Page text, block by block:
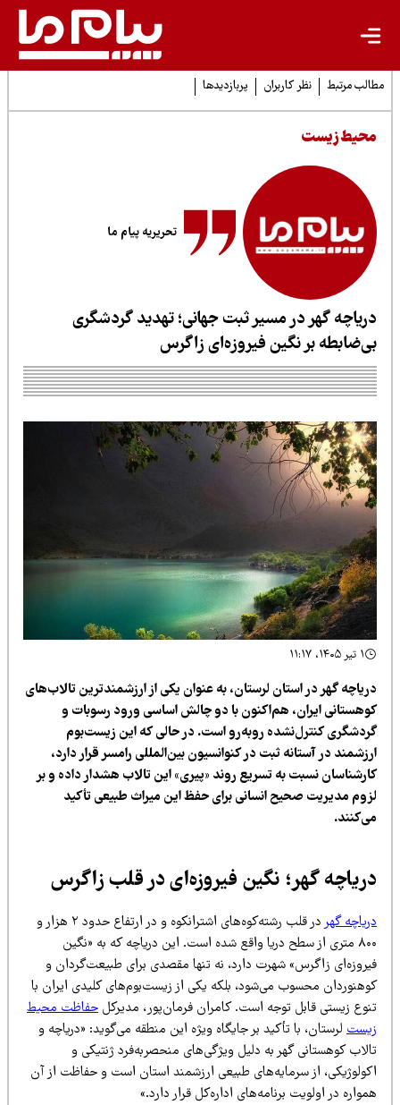
مرتبط نظر کاربران پربازدیدها
زیست
تحریریه پیام ما
گهر در مسیر ثبت جهانی؛ تهدید گردشگری
بر نگین فیروزه‌ای زاگرس
گهر در استان لرستان، به عنوان یکی از ارزشمندترین تالاب‌های
ایران، هم‌اکنون با دو چالش اساسی ورود رسوبات و
کنترل‌نشده روبه‌رو است. در حالی که این زیست‌بوم
در آستانه ثبت در کنوانسیون بین‌المللی رامسر قرار دارد،
نسبت به تسریع روند «پیری» این تالاب هشدار داده و بر
مدیریت صحیح انسانی برای حفظ این میراث طبیعی تأکید
گهر؛ نگین فیروزه‌ای در قلب زاگرس
گهر
در قلب رشته‌کوه‌های اشترانکوه و در ارتفاع حدود ۲ هزار و
۸۰۰ متری از سطح دریا واقع شده است. این دریاچه که به «نگین
زاگرس» شهرت دارد، نه تنها مقصدی برای طبیعت‌گردان و
محسوب می‌شود، بلکه یکی از زیست‌بوم‌های کلیدی ایران با
زیستی قابل توجه است. کامران فرمان‌پور، مدیرکلحفاظت محیط
لرستان، با تأکید بر جایگاه ویژه این منطقه می‌گوید: «دریاچه و
کوهستانی گهر به دلیل ویژگی‌های منحصربه‌فرد ژنتیکی و
از سرمایه‌های طبیعی ارزشمند استان است و حفاظت از آن
در اولویت برنامه‌های اداره‌کل قرار دارد.»